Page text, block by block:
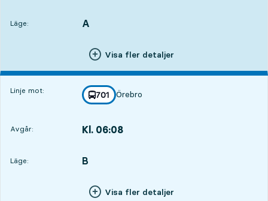
Läge:
LÄGE, A
,
Visa fler detaljer
Linje mot: linje
701
mot
Örebro
,
Avgår: Kl. 06:08
Läge:
LÄGE, B
,
Visa fler detaljer